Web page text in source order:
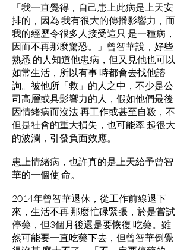
「我一直覺得，自己患上此病是上天安
排的，因為 我有很大的傳播影響力，而
我的經歷令很多人接受這只 是一種病，
因而不再那麼驚恐。」曾智華說，好些
熟悉 的人知道他患病，但又見他也可以
如常生活，所以有事 時都會去找他諮
詢。被他所「救」的人之中，不少是公
司高層或具影響力的人，假如他們最後
因情緒病而沒法 再工作或甚至自殺，不
但是社會的重大損失，也可能牽 起很大
的波瀾，引發負面效應。
患上情緒病，也許真的是上天給予曾智
華的一個使 命。
2014年曾智華退休，從工作前線退下
來，生活不再 那麼忙碌緊張，於是嘗試
停藥，但3個月後還是要恢復 吃藥。雖
然可能要一直吃藥下去，但曾智華倒覺